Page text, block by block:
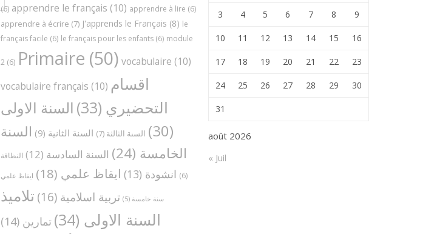
(6) apprendre le français (10) apprendre à lire (6)
apprendre à écrire (7) J'apprends le Français (8) le
français facile (6) le français pour les enfants (6) module
2 (6) Primaire (50) vocabulaire (10)
vocabulaire français (10) اقسام
التحضيري (33)
السنة الاولى
(30)
السنة الثالثة (7) السنة الثانية (9)
السنة
الخامسة (24) السنة السادسة (12)
النظافة
(6)
انشودة (13) ايقاظ علمي (18) ايقاظ علمي
سنة خامسة (5) تربية اسلامية (16)
تلاميذ
السنة الاولى (34) تمارين (14)
août 2026
3 4 5 6 7 8 9
10 11 12 13 14 15 16
17 18 19 20 21 22 23
24 25 26 27 28 29 30
31
« Juil